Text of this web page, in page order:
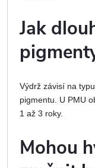
Jak
Výdrž závisí na
pigmentu. U PMU
1 až 3 roky.
Mohou